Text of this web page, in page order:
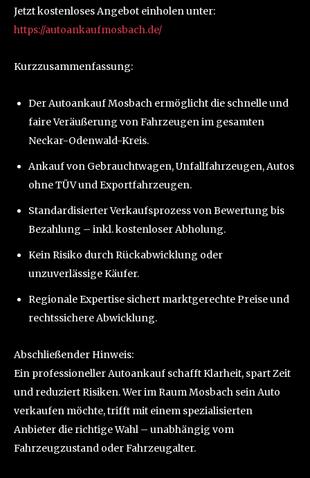
Jetzt kostenloses Angebot einholen unter:
https://autoankaufmosbach.de/
Kurzzusammenfassung:
Der Autoankauf Mosbach ermöglicht die schnelle und
faire Veräußerung von Fahrzeugen im gesamten
Neckar-Odenwald-Kreis.
Ankauf von Gebrauchtwagen, Unfallfahrzeugen, Autos
ohne TÜV und Exportfahrzeugen.
Standardisierter Verkaufsprozess von Bewertung bis
Bezahlung – inkl. kostenloser Abholung.
Kein Risiko durch Rückabwicklung oder
unzuverlässige Käufer.
Regionale Expertise sichert marktgerechte Preise und
rechtssichere Abwicklung.
Abschließender Hinweis:
Ein professioneller Autoankauf schafft Klarheit, spart Zeit
und reduziert Risiken. Wer im Raum Mosbach sein Auto
verkaufen möchte, trifft mit einem spezialisierten
Anbieter die richtige Wahl – unabhängig vom
Fahrzeugzustand oder Fahrzeugalter.